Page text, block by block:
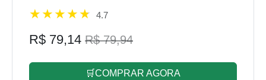
4.7
R$ 79,14 R$ 79,94
🛒COMPRAR AGORA